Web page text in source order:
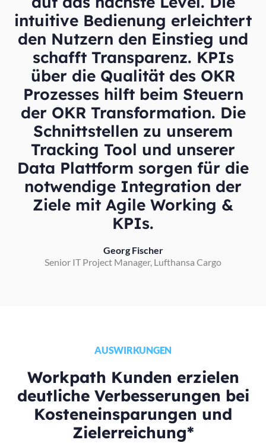
intuitive Bedienung erleichtert
den Nutzern den Einstieg und
schafft Transparenz. KPIs
über die Qualität des OKR
Prozesses hilft beim Steuern
der OKR Transformation. Die
Schnittstellen zu unserem
Tracking Tool und unserer
Data Plattform sorgen für die
notwendige Integration der
Ziele mit Agile Working &
KPIs.
Georg Fischer
Senior IT Project Manager, Lufthansa Cargo
AUSWIRKUNGEN
Workpath Kunden erzielen
deutliche Verbesserungen bei
Kosteneinsparungen und
Zielerreichung*